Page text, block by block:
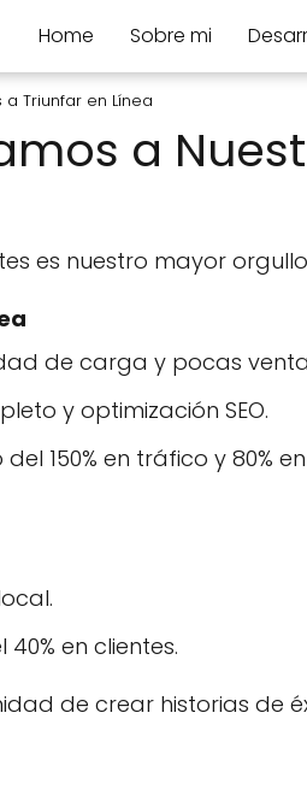
Home Sobre mi
Triunfar en Línea
a
es nuestro mayor
de carga y pocas
y optimización SEO.
150% en tráfico y 80%
en clientes.
de crear historias de